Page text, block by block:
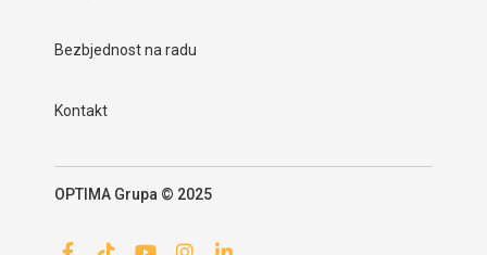
Bezbjednost na radu
Kontakt
OPTIMA Grupa © 2025